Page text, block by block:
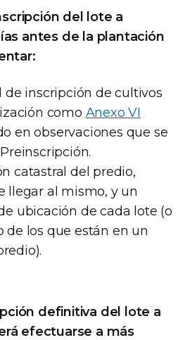
del lote a
antes de la plantación
de inscripción de cultivos
como Anexo VI
en observaciones que se
catastral del predio,
llegar al mismo, y un
ubicación de cada lote (o
de los que están en un
definitiva del lote a
efectuarse a más